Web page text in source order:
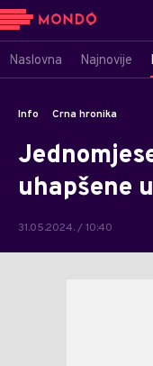
Naslovna Najnovije
Info Crna hronika
uhapšene
31.05.2024. / 10:40